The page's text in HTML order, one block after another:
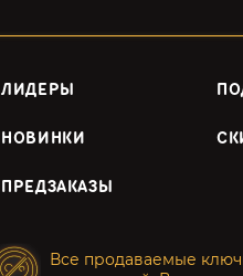
ЛИДЕРЫ
НОВИНКИ
ПРЕДЗАКАЗЫ
Все продаваемые